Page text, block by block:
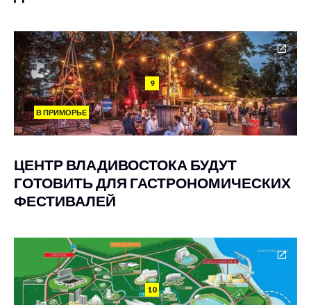
9
В ПРИМОРЬЕ
ЦЕНТР ВЛАДИВОСТОКА БУДУТ
ГОТОВИТЬ ДЛЯ ГАСТРОНОМИЧЕСКИХ
ФЕСТИВАЛЕЙ
10